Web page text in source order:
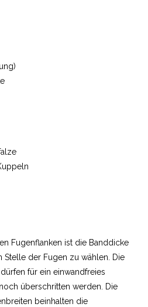
Fugenflanken ist die Banddicke
der Fugen zu wählen. Die
für ein einwandfreies
überschritten werden. Die
beinhalten die